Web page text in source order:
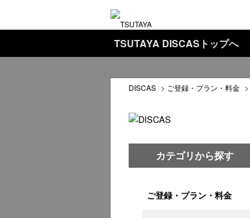
TSUTAYA DISCASトップへ
DISCAS > ご登録・プラン・料金 >
カテゴリから探す
ご登録・プラン・料金